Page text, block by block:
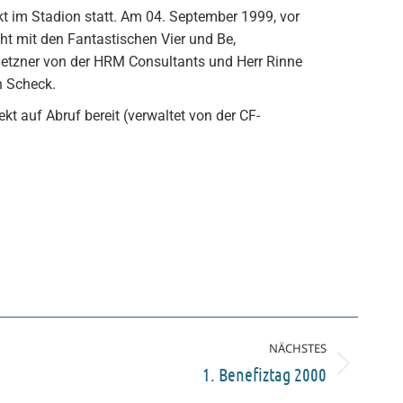
im Stadion statt. Am 04. September 1999, vor
mit den Fantastischen Vier und Be,
von der HRM Consultants und Herr Rinne
Scheck.
auf Abruf bereit (verwaltet von der CF-
NÄCHSTES
1. Benefiztag 2000